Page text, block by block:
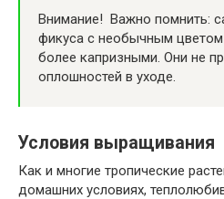
Внимание! Важно помнить:
фикуса с необычным
более капризными. Они не
оплошностей в уходе.
Условия выращивания
Как и многие тропические
домашних условиях,